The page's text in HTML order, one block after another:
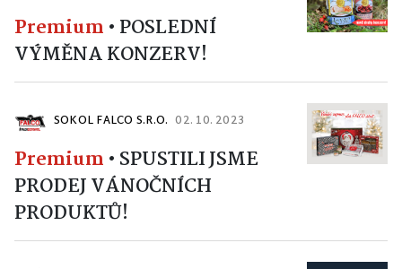
Premium • POSLEDNÍ
VÝMĚNA KONZERV!
SOKOL FALCO S.R.O. 02. 10. 2023
Premium • SPUSTILI JSME
PRODEJ VÁNOČNÍCH
PRODUKTŮ!